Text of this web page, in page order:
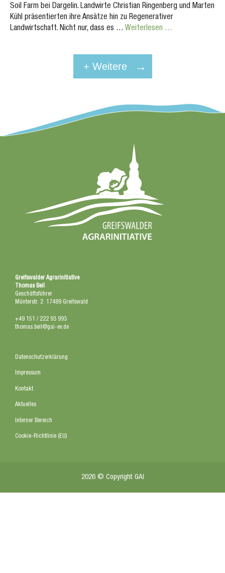
Soil Farm bei Dargelin. Landwirte Christian Ringenberg und Marten
Kühl präsentierten ihre Ansätze hin zu Regenerativer
Landwirtschaft. Nicht nur, dass es … Weiterlesen …
+ Weitere
Greifswalder Agrarinitiative
Thomas Beil
Geschäftsführer
Münterstr. 2 17489 Greifswald
+49 151 / 222 93 993
thomas.beil@gai-ev.de
Datenschutzerklärung
Impressum
Kontakt
Aktuelles
Interner Bereich
Cookie-Richtlinie (EU)
2026 © Copyright GAI